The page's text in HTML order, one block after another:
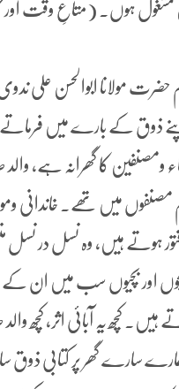
مشغول ہوں۔ (متاعِ وقت اور
حضرت مولانا ابوالحسن علی
ذوق کے بارے میں فرماتے
ومصنفین کا گھرانہ ہے،
مصنفوں میں تھے. خاندانی
ہوتے ہیں، وہ نسل در نسل
اور بچیوں سب میں ان کے
ہیں. کچھ یہ آبائی اثر، کچھ
سارے گھر پر کتابی ذوق